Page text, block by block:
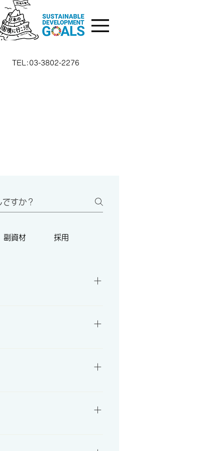
TEL:03-3802-2276
副資材 採用